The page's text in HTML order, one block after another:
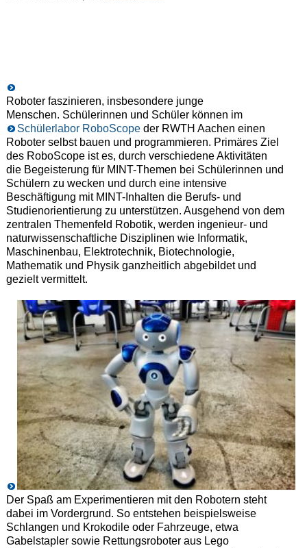
Roboter faszinieren, insbesondere junge
Menschen. Schülerinnen und Schüler können im
Schülerlabor RoboScopeder RWTH Aachen einen
Roboter selbst bauen und programmieren. Primäres Ziel
des RoboScope ist es, durch verschiedene Aktivitäten
die Begeisterung für MINT-Themen bei Schülerinnen und
Schülern zu wecken und durch eine intensive
Beschäftigung mit MINT-Inhalten die Berufs- und
Studienorientierung zu unterstützen. Ausgehend von dem
zentralen Themenfeld Robotik, werden ingenieur- und
naturwissenschaftliche Disziplinen wie Informatik,
Maschinenbau, Elektrotechnik, Biotechnologie,
Mathematik und Physik ganzheitlich abgebildet und
gezielt vermittelt.
Der Spaß am Experimentieren mit den Robotern steht
dabei im Vordergrund. So entstehen beispielsweise
Schlangen und Krokodile oder Fahrzeuge, etwa
Gabelstapler sowie Rettungsroboter aus Lego